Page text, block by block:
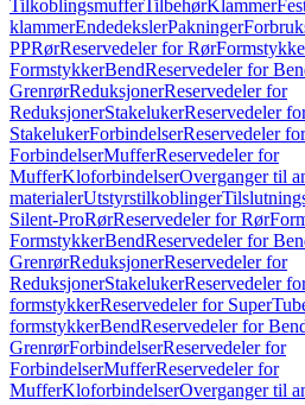
TilkoblingsmufferTilbehørKlammer
klammerEndedekslerPakninger
PPRørReservedeler for Rør
FormstykkerBendReservedeler for
GrenrørReduksjonerReservedeler for
ReduksjonerStakelukerReservedeler
StakelukerForbindelserReservedeler for
ForbindelserMufferReservedeler for
MufferKloforbindelserOverganger til
materialerUtstyrstilkoblinger
Silent-ProRørReservedeler for Rør
FormstykkerBendReservedeler for
GrenrørReduksjonerReservedeler for
ReduksjonerStakelukerReservedeler
formstykkerReservedeler for
formstykkerBendReservedeler for
GrenrørForbindelserReservedeler for
ForbindelserMufferReservedeler for
MufferKloforbindelserOverganger til